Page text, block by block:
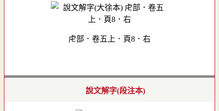
虍部．卷五上．頁8．右
說文解字(段注本)